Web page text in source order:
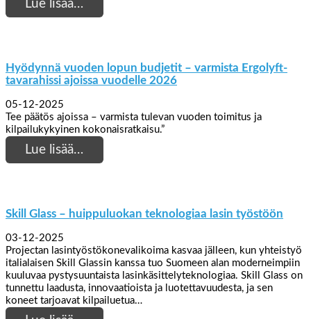
Lue lisää…
Hyödynnä vuoden lopun budjetit – varmista Ergolyft-
tavarahissi ajoissa vuodelle 2026
05-12-2025
Tee päätös ajoissa – varmista tulevan vuoden toimitus ja
kilpailukykyinen kokonaisratkaisu.”
Lue lisää…
Skill Glass – huippuluokan teknologiaa lasin työstöön
03-12-2025
Projectan lasintyöstökonevalikoima kasvaa jälleen, kun yhteistyö
italialaisen Skill Glassin kanssa tuo Suomeen alan moderneimpiin
kuuluvaa pystysuuntaista lasinkäsittelyteknologiaa. Skill Glass on
tunnettu laadusta, innovaatioista ja luotettavuudesta, ja sen
koneet tarjoavat kilpailuetua…